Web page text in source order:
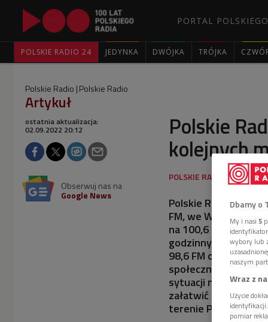
PORTAL
POLSKIE RADIO 24 JEDYNKA DWÓJKA TRÓJKA
Polskie Radio Polskie Radio
Artykuł
Polskie
kolejnych
ostatnia aktualizacja:
02.09.2022 20:12
Obserwuj nas na
Google News
Polskie Radio dla
FM, we Wrocławiu
na 100,6 FM.
godzinnych,
98,6 FM oraz w
społeczność nadal
sytuacji na Ukrainie
załatwić
terenie Polski, ale
Dbamy o
My i nasi 5
wybory lub
naszym
Wraz z
Użycie
pomiar